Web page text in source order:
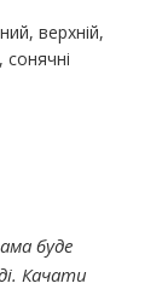
верхній,
буде
Качати